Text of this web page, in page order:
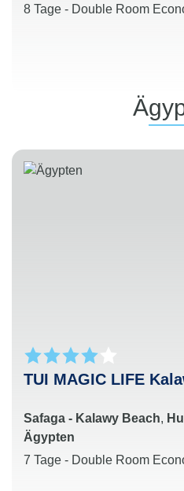
8 Tage - Double Room
TUI MAGIC LIFE
Safaga - Kalawy Beach,
Ägypten
7 Tage - Double Room